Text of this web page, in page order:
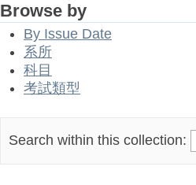
Browse by
By Issue Date
系所
科目
考試類型
Search within this collection: